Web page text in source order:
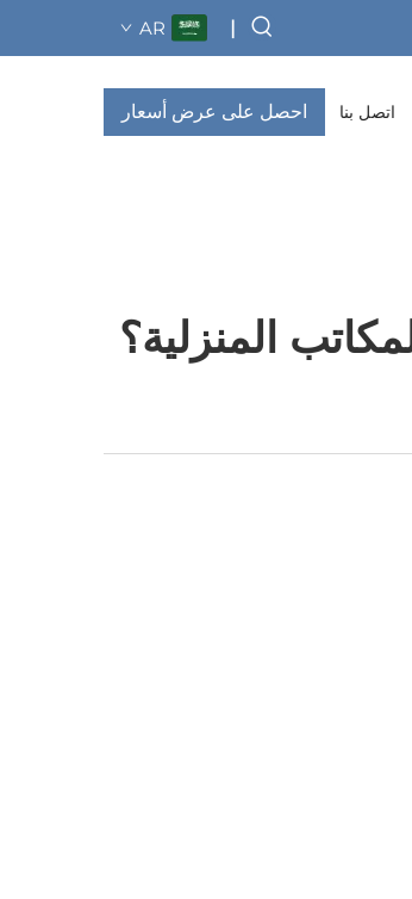
|
AR
اتصل بنا احصل على عرض أسعار
المنزلية؟